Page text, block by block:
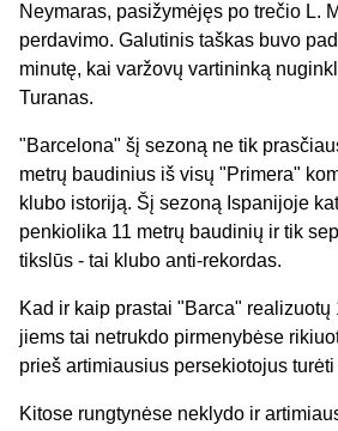
Neymaras, pasižymėjęs po trečio L.
perdavimo. Galutinis taškas buvo
minutę, kai varžovų vartininką
Turanas.
"Barcelona" šį sezoną ne tik
metrų baudinius iš visų "Primera"
klubo istoriją. Šį sezoną Ispanijoje
penkiolika 11 metrų baudinių ir tik
tikslūs - tai klubo anti-rekordas.
Kad ir kaip prastai "Barca" realizuotų
jiems tai netrukdo pirmenybėse
prieš artimiausius persekiotojus
Kitose rungtynėse neklydo ir